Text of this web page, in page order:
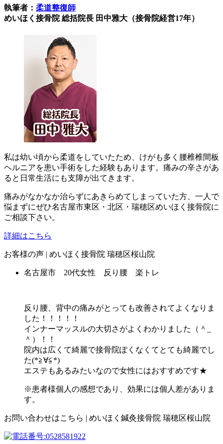
執筆者： 柔道整復師
めいほく接骨院 総括院長 田中雅大（接骨院経営17年）
私は幼い頃から柔道をしていたため、けがも多く腰椎椎間板
ヘルニアを患い手術をした経験もあります。痛みの辛さがあ
ると日常生活にも支障が出てきます。
痛みがなかなか治らずにあきらめてしまっていた方、一人で
悩まずにぜひ名古屋市東区・北区・瑞穂区めいほく接骨院に
ご相談下さい。
詳細はこちら
お客様の声 | めいほく接骨院 瑞穂区桜山院
名古屋市 20代女性 反り腰 楽トレ
反り腰、背中の痛みがとっても改善されてよくなりま
した！！！！！
インナーマッスルの大切さがよくわかりました（＾_
＾）！！
院内は広くて綺麗で接骨院ぽくなくてとても綺麗でし
た(*≧∀≦*)
エステもあるみたいなので女性にはおすすめです★
※患者様個人の感想であり、効果には個人差がありま
す。
お問い合わせはこちら | めいほく鍼灸接骨院 瑞穂区桜山院